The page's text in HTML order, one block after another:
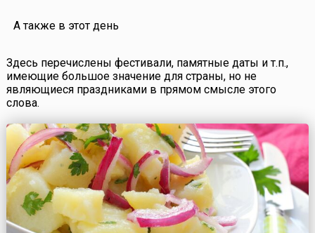
А также в этот день
Здесь перечислены фестивали, памятные даты и т.п.,
имеющие большое значение для страны, но не
являющиеся праздниками в прямом смысле этого
слова.